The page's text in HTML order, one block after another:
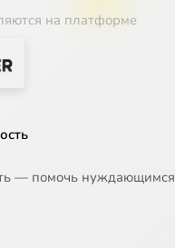
на платформе
— помочь нуждающимся